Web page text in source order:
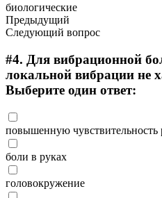
биологические
Предыдущий
Следующий вопрос
#4. Для вибрационной
локальной вибрации не
Выберите один ответ:
повышенную чувствительность
боли в руках
головокружение